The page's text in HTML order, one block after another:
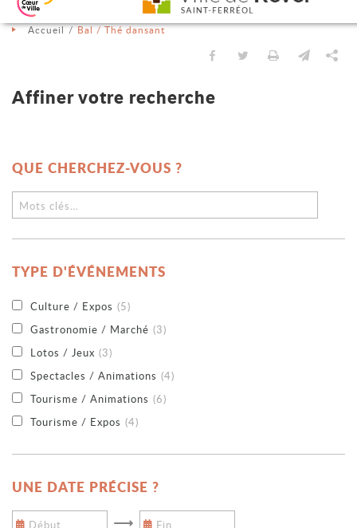
Aller au contenu
Aller au menu
Aller à la recherche
Changer le contraste
Accueil Bal / Thé dansant
Partager sur Facebook
Partager sur
Imprimer
QUE CHERCHEZ-VOUS ?
TYPE D'ÉVÉNEMENTS
Culture / Expos (5)
Gastronomie / Marché (3)
Lotos / Jeux (3)
Spectacles / Animations (4)
Tourisme / Animations (6)
Tourisme / Expos (4)
UNE DATE PRÉCISE ?